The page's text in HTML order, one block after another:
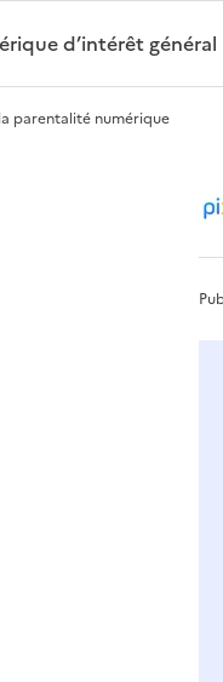
général-
d’intérêt général
parentalité numérique
de la